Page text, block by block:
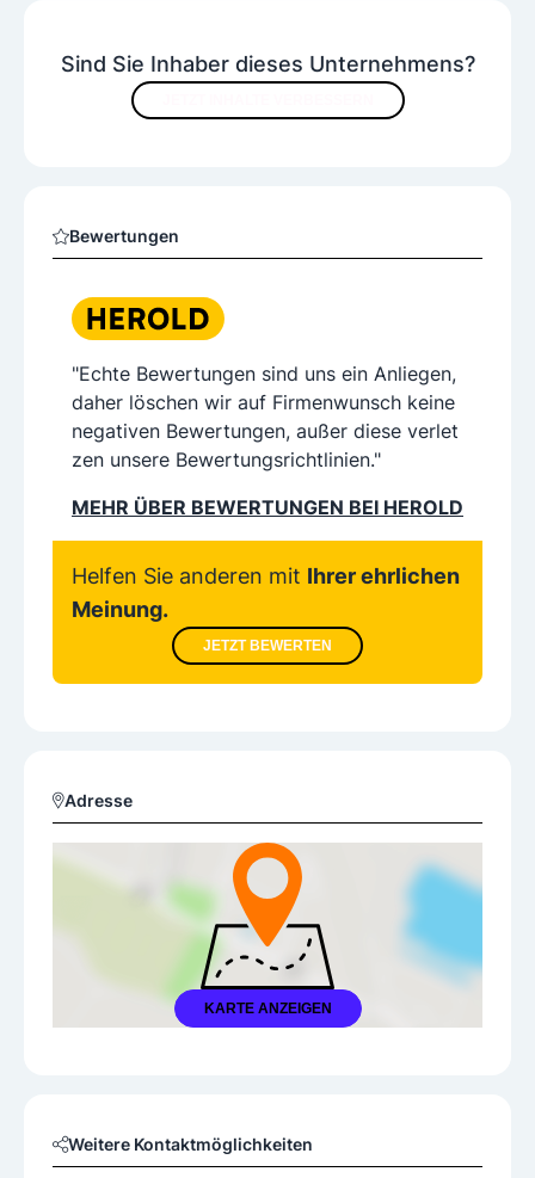
Sind Sie Inhaber dieses Unternehmens?
Bewertungen
"Echte Bewertungen sind uns ein Anliegen,
daher löschen wir auf Firmenwunsch keine
negativen Bewertungen, außer diese verlet
zen unsere Bewertungsrichtlinien."
MEHR ÜBER BEWERTUNGEN BEI HEROLD
Helfen Sie anderen mit Ihrer ehrlichen
Meinung.
JETZT BEWERTEN
Adresse
KARTE ANZEIGEN
Weitere Kontaktmöglichkeiten